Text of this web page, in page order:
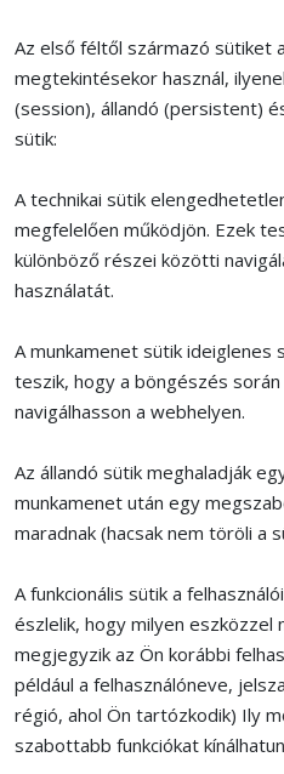
Az első féltől származó sütiket
megtekintésekor használ,
(session), állandó (persistent)
sütik:
A technikai sütik
megfelelően működjön. Ezek
különböző részei közötti
használatát.
A munkamenet sütik ideiglenes
teszik, hogy a böngészés
navigálhasson a webhelyen.
Az állandó sütik meghaladják
munkamenet után egy
maradnak (hacsak nem töröli a
A funkcionális sütik a
észlelik, hogy milyen eszközzel
megjegyzik az Ön korábbi
például a felhasználóneve,
régió, ahol Ön tartózkodik) Ily
szabottabb funkciókat